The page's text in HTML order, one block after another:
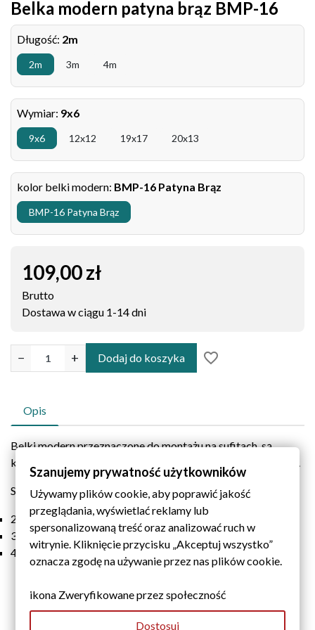
Belka modern patyna brąz BMP-16
Długość: 2m
2m 3m 4m
Wymiar: 9x6
9x6 12x12 19x17 20x13
kolor belki modern: BMP-16 Patyna Brąz
BMP-16 Patyna Brąz
109,00 zł
Brutto
Dostawa w ciągu 1-14 dni
− + Dodaj do koszyka favorite_border
Opis
Belki modern przeznaczone do montażu na sufitach, są
kopiami odpowiedników wykonanych z naturalnego drewna.
Sprzedawane są w 3 długościach:
2 m zakończona jednostronnie
3 m zakończona jednostronnie lub dwustronnie
4 m zakończona dwustronnie
Szanujemy prywatność użytkowników
Używamy plików cookie, aby poprawić jakość
przeglądania, wyświetlać reklamy lub
spersonalizowaną treść oraz analizować ruch w
witrynie. Kliknięcie przycisku „Akceptuj wszystko”
oznacza zgodę na używanie przez nas plików cookie.
ikona Zweryfikowane przez społeczność
Dostosuj